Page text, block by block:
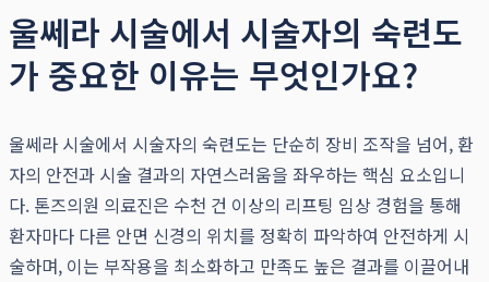
울쎄라 시술에서 시술자의 숙련도
가 중요한 이유는 무엇인가요?
울쎄라 시술에서 시술자의 숙련도는 단순히 장비 조작을 넘어, 환
자의 안전과 시술 결과의 자연스러움을 좌우하는 핵심 요소입니
다. 톤즈의원 의료진은 수천 건 이상의 리프팅 임상 경험을 통해
환자마다 다른 안면 신경의 위치를 정확히 파악하여 안전하게 시
술하며, 이는 부작용을 최소화하고 만족도 높은 결과를 이끌어내